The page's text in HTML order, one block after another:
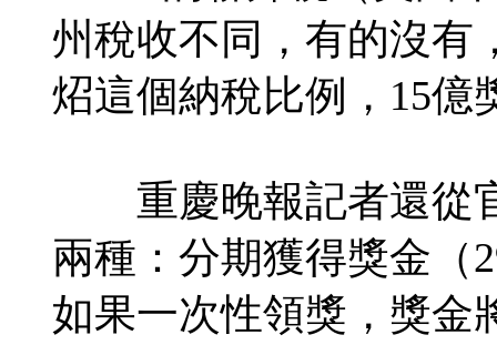
州稅收不同，有的沒有
炤這個納稅比例，15億
重慶晚報記者還從
兩種：分期獲得獎金（
如果一次性領獎，獎金